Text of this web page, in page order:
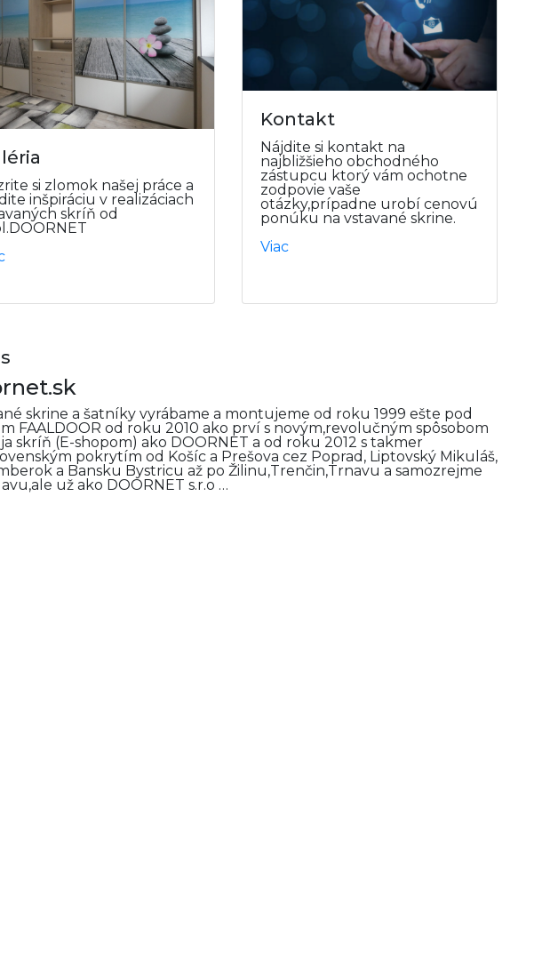
si zlomok našej práce a
inšpiráciu v realizáciach
skríň od
Kontakt
Nájdite si kontakt na
najbližšieho obchodného
zástupcu ktorý vám ochotne
zodpovie vaše
otázky,prípadne urobí cenovú
ponúku na vstavané skrine.
Viac
skrine a šatníky vyrábame a montujeme od roku 1999 ešte pod
FAALDOOR od roku 2010 ako prví s novým,revolučným spôsobom
skríň (E-shopom) ako DOORNET a od roku 2012 s takmer
pokrytím od Košíc a Prešova cez Poprad, Liptovský Mikuláš,
a Bansku Bystricu až po Žilinu,Trenčin,Trnavu a samozrejme
už ako DOORNET s.r.o …